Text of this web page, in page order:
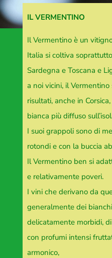
IL VERMENTINO
Il Vermentino è un
Italia si coltiva
Sardegna e Toscana e
a noi vicini, il
risultati, anche in
bianca più diffuso
I suoi grappoli sono di
rotondi e con la buccia
Il Vermentino ben si
e relativamente poveri.
I vini che derivano da
generalmente dei
delicatamente morbidi,
con profumi intensi
armonico,